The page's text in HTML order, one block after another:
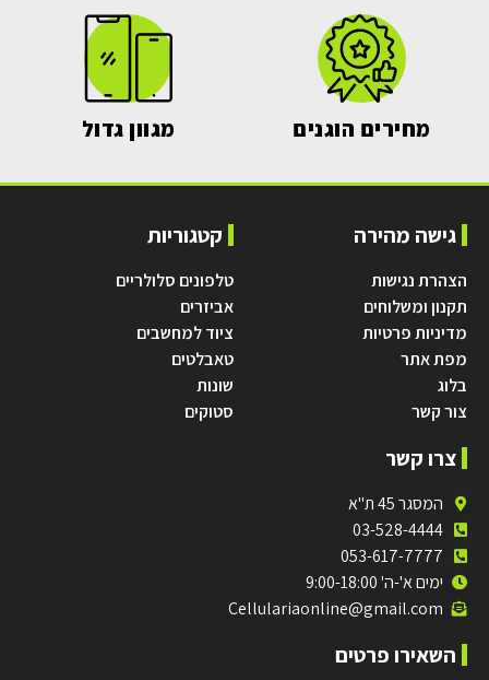
מחירים הוגנים מגוון גדול
גישה מהירה
הצהרת נגישות
תקנון ומשלוחים
מדיניות פרטיות
מפת אתר
בלוג
צור קשר
קטגוריות
טלפונים סלולריים
אביזרים
ציוד למחשבים
טאבלטים
שונות
סטוקים
צרו קשר
המסגר 45 ת"א
03-528-4444
053-617-7777
ימים א'-ה' 9:00-18:00
Cellulariaonline@gmail.com
השאירו פרטים